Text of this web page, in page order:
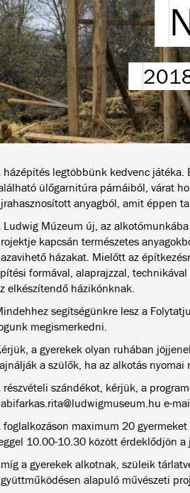
házépítés legtöbbünk kedvenc
ülőgarnitúra párnáiból, várat
anyagból, amit éppen
Ludwig Múzeum új, az
kapcsán természetes
házakat. Mielőtt az
formával, alaprajzzal,
elkészítendő házikónknak.
segítségünkre lesz a
megismerkedni.
a gyerekek olyan ruhában
a szülők, ha az alkotás nyomai
részvételi szándékot, kérjük, a
e-
foglalkozáson maximum 20
10.00-10.30 között érdeklődjön
a gyerekek alkotnak, szüleik
alapuló művészeti